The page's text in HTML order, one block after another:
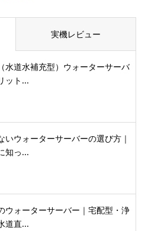
実機レビュー
水道水補充型）ウォーターサーバ
ット...
いウォーターサーバーの選び方｜
知っ...
ウォーターサーバー｜宅配型・浄
道直...